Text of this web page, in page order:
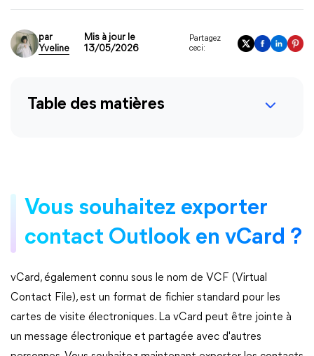
par
Yveline
Mis à jour le
13/05/2026
Partagez
ceci:
Table des matières
Vous souhaitez exporter
contact Outlook en vCard ?
vCard, également connu sous le nom de VCF (Virtual
Contact File), est un format de fichier standard pour les
cartes de visite électroniques. La vCard peut être jointe à
un message électronique et partagée avec d'autres